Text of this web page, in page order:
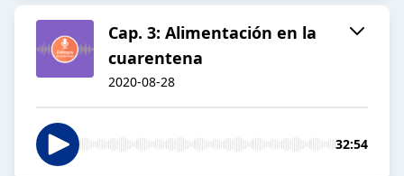
Cap. 3: Alimentación en la
cuarentena
2020-08-28
32:54